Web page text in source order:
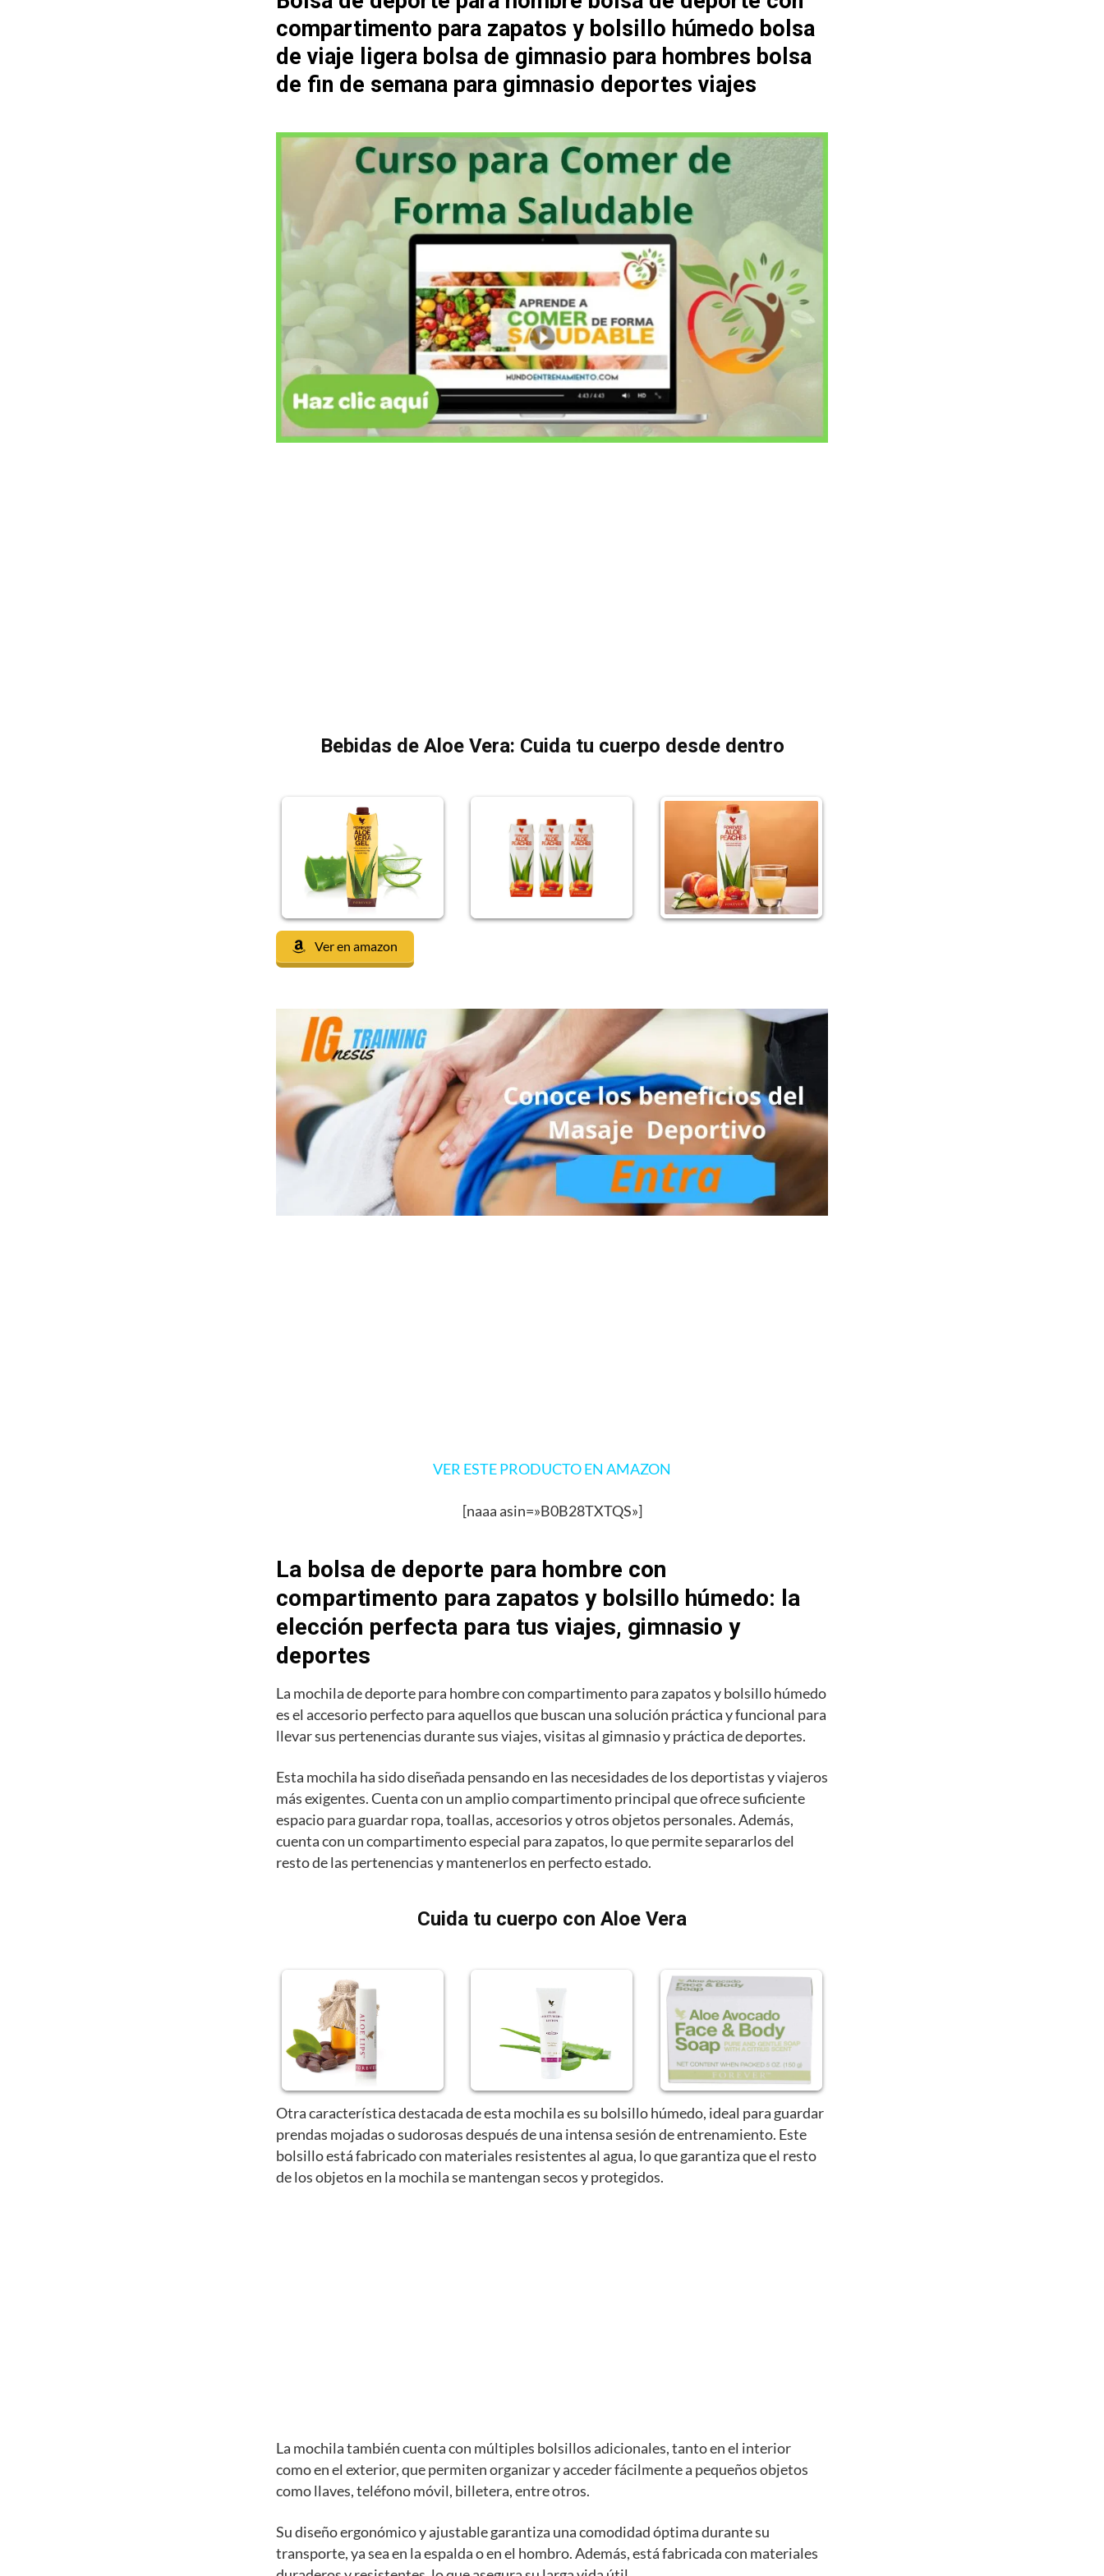
compartimento para zapatos y bolsillo húmedo bolsa
de viaje ligera bolsa de gimnasio para hombres bolsa
de fin de semana para gimnasio deportes viajes
Bebidas de Aloe Vera: Cuida tu cuerpo desde dentro
Ver en amazon
VER ESTE PRODUCTO EN AMAZON
[naaa asin=»B0B28TXTQS»]
La bolsa de deporte para hombre con
compartimento para zapatos y bolsillo húmedo: la
elección perfecta para tus viajes, gimnasio y
deportes
La mochila de deporte para hombre con compartimento para zapatos y bolsillo húmedo
es el accesorio perfecto para aquellos que buscan una solución práctica y funcional para
llevar sus pertenencias durante sus viajes, visitas al gimnasio y práctica de deportes.
Esta mochila ha sido diseñada pensando en las necesidades de los deportistas y viajeros
más exigentes. Cuenta con un amplio compartimento principal que ofrece suficiente
espacio para guardar ropa, toallas, accesorios y otros objetos personales. Además,
cuenta con un compartimento especial para zapatos, lo que permite separarlos del
resto de las pertenencias y mantenerlos en perfecto estado.
Cuida tu cuerpo con Aloe Vera
Otra característica destacada de esta mochila es su bolsillo húmedo, ideal para guardar
prendas mojadas o sudorosas después de una intensa sesión de entrenamiento. Este
bolsillo está fabricado con materiales resistentes al agua, lo que garantiza que el resto
de los objetos en la mochila se mantengan secos y protegidos.
La mochila también cuenta con múltiples bolsillos adicionales, tanto en el interior
como en el exterior, que permiten organizar y acceder fácilmente a pequeños objetos
como llaves, teléfono móvil, billetera, entre otros.
Su diseño ergonómico y ajustable garantiza una comodidad óptima durante su
transporte, ya sea en la espalda o en el hombro. Además, está fabricada con materiales